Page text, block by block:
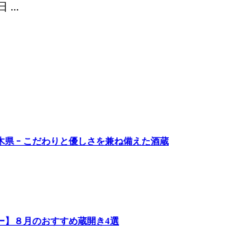
...
県 ｰ こだわりと優しさを兼ね備えた酒蔵
】８月のおすすめ蔵開き4選